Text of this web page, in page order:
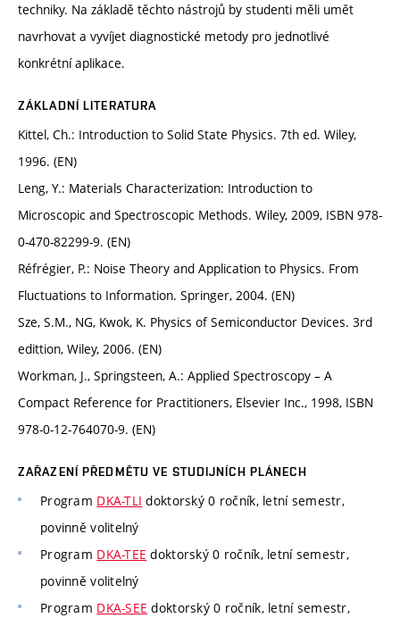
techniky. Na základě těchto nástrojů by studenti měli umět
navrhovat a vyvíjet diagnostické metody pro jednotlivé
konkrétní aplikace.
ZÁKLADNÍ LITERATURA
Kittel, Ch.: Introduction to Solid State Physics. 7th ed. Wiley,
1996. (EN)
Leng, Y.: Materials Characterization: Introduction to
Microscopic and Spectroscopic Methods. Wiley, 2009, ISBN 978-
0-470-82299-9. (EN)
Réfrégier, P.: Noise Theory and Application to Physics. From
Fluctuations to Information. Springer, 2004. (EN)
Sze, S.M., NG, Kwok, K. Physics of Semiconductor Devices. 3rd
edittion, Wiley, 2006. (EN)
Workman, J., Springsteen, A.: Applied Spectroscopy – A
Compact Reference for Practitioners, Elsevier Inc., 1998, ISBN
978-0-12-764070-9. (EN)
ZAŘAZENÍ PŘEDMĚTU VE STUDIJNÍCH PLÁNECH
Program DKA-TLI doktorský 0 ročník, letní semestr,
povinně volitelný
Program DKA-TEE doktorský 0 ročník, letní semestr,
povinně volitelný
Program DKA-SEE doktorský 0 ročník, letní semestr,